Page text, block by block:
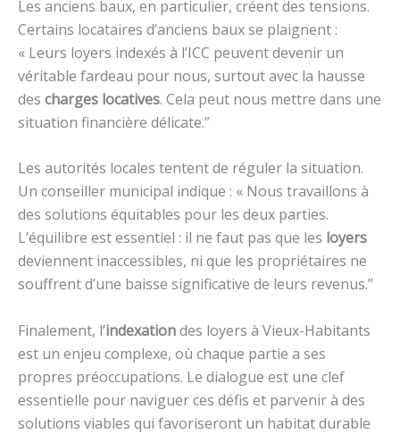
Les anciens baux, en particulier, créent des tensions.
Certains locataires d’anciens baux se plaignent :
« Leurs loyers indexés à l’ICC peuvent devenir un
véritable fardeau pour nous, surtout avec la hausse
des charges locatives. Cela peut nous mettre dans une
situation financière délicate.”
Les autorités locales tentent de réguler la situation.
Un conseiller municipal indique : « Nous travaillons à
des solutions équitables pour les deux parties.
L’équilibre est essentiel : il ne faut pas que les loyers
deviennent inaccessibles, ni que les propriétaires ne
souffrent d’une baisse significative de leurs revenus.”
Finalement, l’indexationdes loyers à Vieux-Habitants
est un enjeu complexe, où chaque partie a ses
propres préoccupations. Le dialogue est une clef
essentielle pour naviguer ces défis et parvenir à des
solutions viables qui favoriseront un habitat durable